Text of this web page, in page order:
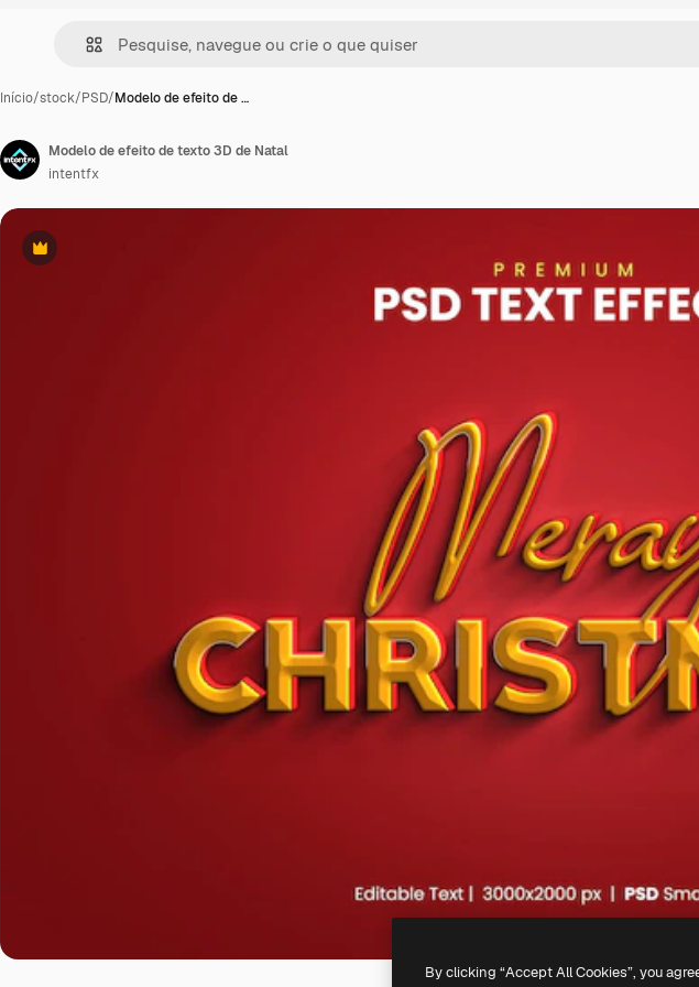
Início/stock/PSD/Modelo de efeito de …
Premium
Modelo de efeito de texto 3D de Natal
intentfx
By clicking “Accept All Cookies”, you